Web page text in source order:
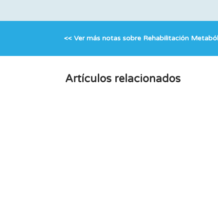
<< Ver más notas sobre Rehabilitación
Artículos relacionados